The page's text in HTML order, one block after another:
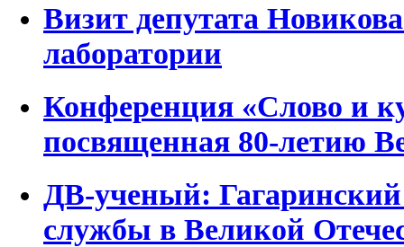
Визит депутата
лаборатории
Конференция «Слово и
посвященная 80-летию
ДВ-ученый:
службы в Великой